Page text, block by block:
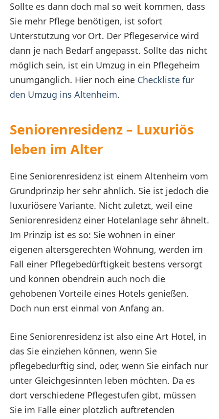
Sollte es dann doch mal so weit kommen, dass
Sie mehr Pflege benötigen, ist sofort
Unterstützung vor Ort. Der Pflegeservice wird
dann je nach Bedarf angepasst. Sollte das nicht
möglich sein, ist ein Umzug in ein Pflegeheim
unumgänglich. Hier noch eine Checkliste für
den Umzug ins Altenheim.
Seniorenresidenz – Luxuriös
leben im Alter
Eine Seniorenresidenz ist einem Altenheim vom
Grundprinzip her sehr ähnlich. Sie ist jedoch die
luxuriösere Variante. Nicht zuletzt, weil eine
Seniorenresidenz einer Hotelanlage sehr ähnelt.
Im Prinzip ist es so: Sie wohnen in einer
eigenen altersgerechten Wohnung, werden im
Fall einer Pflegebedürftigkeit bestens versorgt
und können obendrein auch noch die
gehobenen Vorteile eines Hotels genießen.
Doch nun erst einmal von Anfang an.
Eine Seniorenresidenz ist also eine Art Hotel, in
das Sie einziehen können, wenn Sie
pflegebedürftig sind, oder, wenn Sie einfach nur
unter Gleichgesinnten leben möchten. Da es
dort verschiedene Pflegestufen gibt, müssen
Sie im Falle einer plötzlich auftretenden